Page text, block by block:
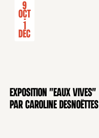
EXPOSITION
9
Oct
-
1
Déc
Exposition "Eaux Vives"
par Caroline Desnoëttes